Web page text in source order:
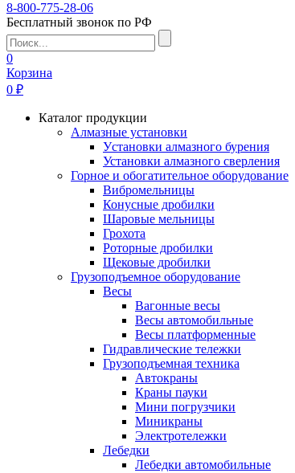
8-800-775-28-06
Бесплатный звонок по РФ
0
Корзина
0 ₽
Каталог продукции
Алмазные установки
Уcтановки алмазного бурения
Установки алмазного сверления
Горное и обогатительное оборудование
Вибромельницы
Конусные дробилки
Шаровые мельницы
Грохота
Роторные дробилки
Щековые дробилки
Грузоподъемное оборудование
Весы
Вагонные весы
Весы автомобильные
Весы платформенные
Гидравлические тележки
Грузоподъемная техника
Автокраны
Краны пауки
Мини погрузчики
Миникраны
Электротележки
Лебедки
Лебедки автомобильные